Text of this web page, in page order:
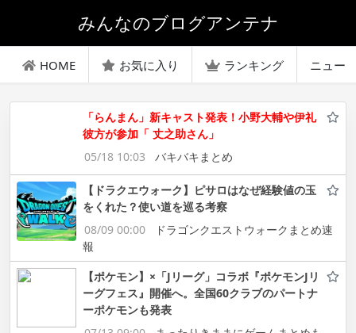
みんなのブログアンテナ
HOME お気に入り ランキング ニュー
「らんまん」新キャスト発表！小野大輔や伊礼
彼方が参加「 丈之助さん」
05/18 10:03
バキバキまとめ
【ドラクエウォーク】ピサロはなぜ経験値の玉
をくれた？使い道を巡る考察
08/09 00:00
ドラゴンクエストウォークまとめ速
報
【ポケモン】×「Jリーグ」コラボ『ポケモンJリ
ーグフェス』開催へ。全国60クラブのパートナ
ーポケモンも発表